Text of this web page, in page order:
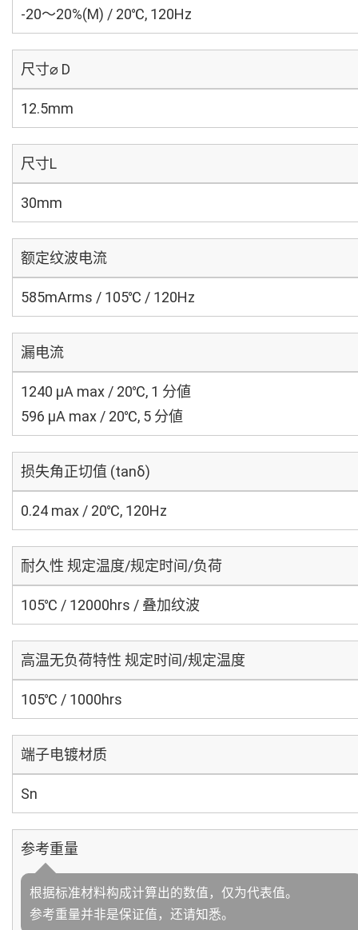
-20～20%(M) / 20℃, 120Hz
尺寸⌀ D
12.5mm
尺寸L
30mm
额定纹波电流
585mArms / 105℃ / 120Hz
漏电流
1240 μA max / 20℃, 1 分値
596 μA max / 20℃, 5 分値
损失角正切值 (tanδ)
0.24 max / 20℃, 120Hz
耐久性 规定温度/规定时间/负荷
105℃ / 12000hrs / 叠加纹波
高温无负荷特性 规定时间/规定温度
105℃ / 1000hrs
端子电镀材质
Sn
参考重量
根据标准材料构成计算出的数值，仅为代表值。
参考重量并非是保证值，还请知悉。